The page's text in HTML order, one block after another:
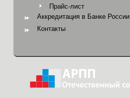
Прайс-лист
Аккредитация в Банке России
Контакты